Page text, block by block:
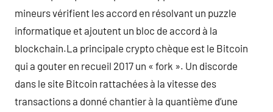
mineurs vérifient les accord en résolvant un puzzle
informatique et ajoutent un bloc de accord à la
blockchain.La principale crypto chèque est le Bitcoin
qui a gouter en recueil 2017 un « fork ». Un discorde
dans le site Bitcoin rattachées à la vitesse des
transactions a donné chantier à la quantième d’une